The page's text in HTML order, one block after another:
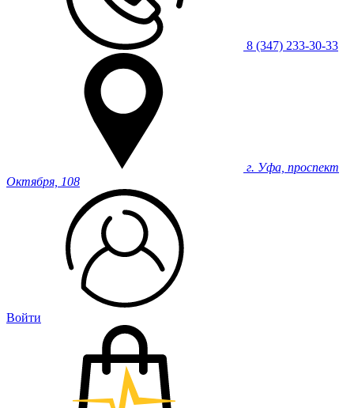
8 (347) 233-30-33
г. Уфа, проспект
Октября, 108
Войти